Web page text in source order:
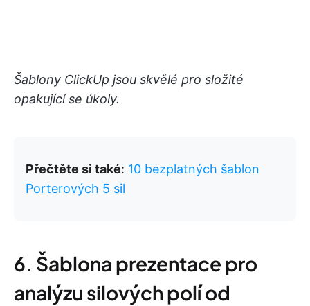
Šablony ClickUp jsou skvělé pro složité
opakující se úkoly.
Přečtěte si také: 10 bezplatných šablon
Porterových 5 sil
6. Šablona prezentace pro
analýzu silových polí od